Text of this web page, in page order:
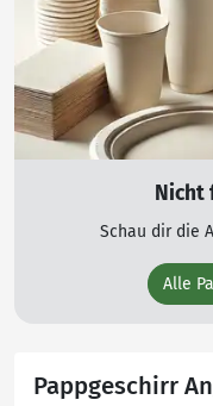
Nicht
Schau dir die
Alle
Pappgeschirr